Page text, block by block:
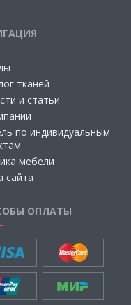
тканей
и статьи
по индивидуальным
мебели
сайта
ОПЛАТЫ